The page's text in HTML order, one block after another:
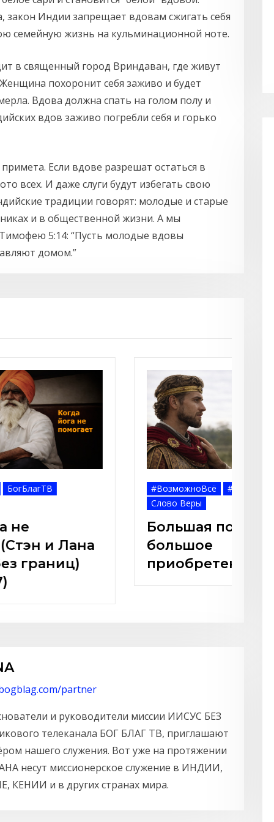
Индии запрещает вдовам сжигать себя
семейную жизнь на кульминационной ноте.
в священный город Вриндаван, где живут
похоронит себя заживо и будет
Вдова должна спать на голом полу и
вдов заживо погребли себя и горько
Если вдове разрешат остаться в
всех. И даже слуги будут избегать свою
традиции говорят: молодые и старые
и в общественной жизни. А мы
5:14: “Пусть молодые вдовы
домом.”
#ВозможноВсё
БогБлагТВ
Смотри, что сделал
Господь (Стэн и Лана —
Иисус без границ)
partner
и руководители миссии ИИСУС БЕЗ
телеканала БОГ БЛАГ ТВ, приглашают
нашего служения. Вот уже на протяжении
несут миссионерское служение в ИНДИИ,
КЕНИИ и в других странах мира.